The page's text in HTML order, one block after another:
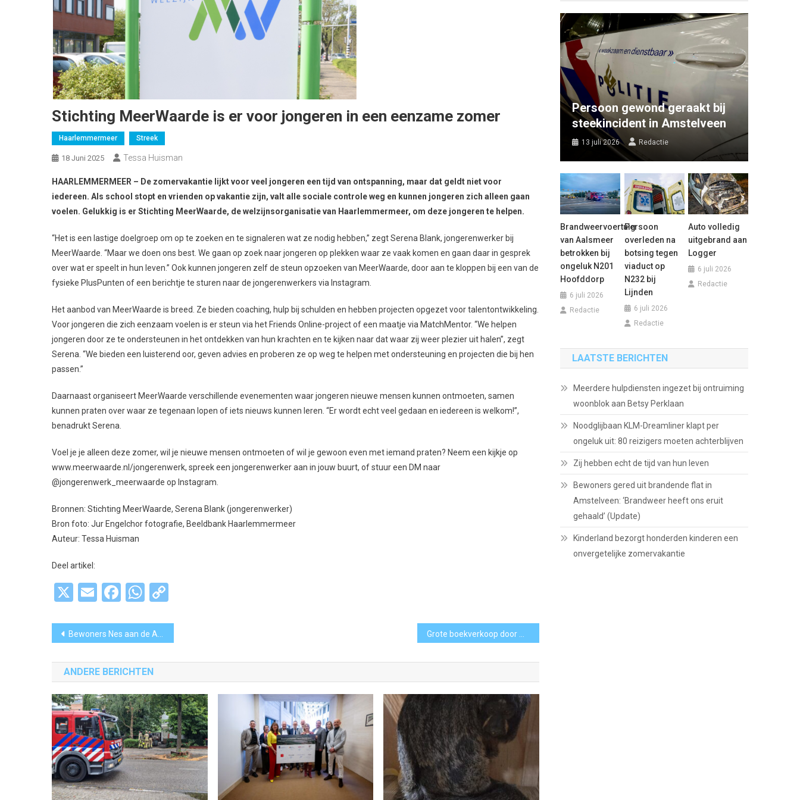
Stichting MeerWaarde is er voor jongeren in een eenzame zomer
Haarlemmermeer Streek
18 Juni 2025 Tessa Huisman
HAARLEMMERMEER – De zomervakantie lijkt voor veel jongeren een tijd van ontspanning, maar dat geldt niet voor
iedereen. Als school stopt en vrienden op vakantie zijn, valt alle sociale controle weg en kunnen jongeren zich alleen gaan
voelen. Gelukkig is er Stichting MeerWaarde, de welzijnsorganisatie van Haarlemmermeer, om deze jongeren te helpen.
“Het is een lastige doelgroep om op te zoeken en te signaleren wat ze nodig hebben,” zegt Serena Blank, jongerenwerker bij
MeerWaarde. “Maar we doen ons best. We gaan op zoek naar jongeren op plekken waar ze vaak komen en gaan daar in gesprek
over wat er speelt in hun leven.” Ook kunnen jongeren zelf de steun opzoeken van MeerWaarde, door aan te kloppen bij een van de
fysieke PlusPunten of een berichtje te sturen naar de jongerenwerkers via Instagram.
Het aanbod van MeerWaarde is breed. Ze bieden coaching, hulp bij schulden en hebben projecten opgezet voor talentontwikkeling.
Voor jongeren die zich eenzaam voelen is er steun via het Friends Online-project of een maatje via MatchMentor. “We helpen
jongeren door ze te ondersteunen in het ontdekken van hun krachten en te kijken naar dat waar zij weer plezier uit halen”, zegt
Serena. “We bieden een luisterend oor, geven advies en proberen ze op weg te helpen met ondersteuning en projecten die bij hen
passen.”
Daarnaast organiseert MeerWaarde verschillende evenementen waar jongeren nieuwe mensen kunnen ontmoeten, samen
kunnen praten over waar ze tegenaan lopen of iets nieuws kunnen leren. “Er wordt echt veel gedaan en iedereen is welkom!”,
benadrukt Serena.
Voel je je alleen deze zomer, wil je nieuwe mensen ontmoeten of wil je gewoon even met iemand praten? Neem een kijkje op
www.meerwaarde.nl/jongerenwerk, spreek een jongerenwerker aan in jouw buurt, of stuur een DM naar
@jongerenwerk_meerwaarde op Instagram.
Bronnen: Stichting MeerWaarde, Serena Blank (jongerenwerker)
Bron foto: Jur Engelchor fotografie, Beeldbank Haarlemmermeer
Auteur: Tessa Huisman
Deel artikel:
X EmailFacebook
WhatsApp
Bericht
navigatie
Bewoners Nes aan de Amstel genieten van terugkeer tonknuppelen tijdens dorpsfeest
ANDERE BERICHTEN
Persoon gewond geraakt bij
steekincident in Amstelveen
13 juli 2026 Redactie
Brandweervoertuig
van Aalsmeer
betrokken bij
ongeluk N201
Hoofddorp
6 juli 2026
Redactie
Persoon
overleden na
botsing tegen
viaduct op
N232 bij
Lijnden
6 juli 2026
Redactie
Auto volledig
uitgebrand aan
Logger
6 juli 2026
Redactie
LAATSTE BERICHTEN
Meerdere hulpdiensten ingezet bij ontruiming
woonblok aan Betsy Perklaan
Noodglijbaan KLM-Dreamliner klapt per
ongeluk uit: 80 reizigers moeten achterblijven
Zij hebben echt de tijd van hun leven
Bewoners gered uit brandende flat in
Amstelveen: ‘Brandweer heeft ons eruit
gehaald’ (Update)
Kinderland bezorgt honderden kinderen een
onvergetelijke zomervakantie